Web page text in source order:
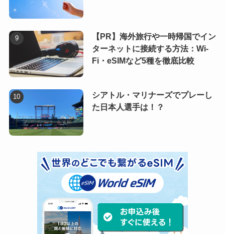
【PR】海外旅行や一時帰国でイン
ターネットに接続する方法：Wi-
Fi・eSIMなど5種を徹底比較
シアトル・マリナーズでプレーし
た日本人選手は！？